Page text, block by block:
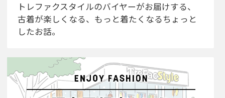
トレファクスタイルのバイヤーがお届けする、
古着が楽しくなる、もっと着たくなるちょっと
したお話。